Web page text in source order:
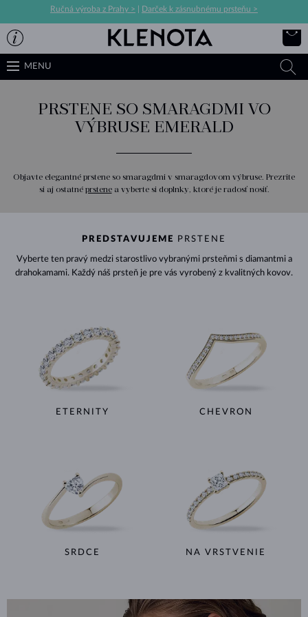
Ručná výroba z Prahy > Darček k zásnubnému prsteňu >
MENU
PRSTENE SO SMARAGDMI VO
VÝBRUSE EMERALD
Objavte elegantné prstene so smaragdmi v smaragdovom výbruse. Prezrite
si aj ostatné prstenea vyberte si doplnky, ktoré je radosť nosiť.
PREDSTAVUJEME PRSTENE
Vyberte ten pravý medzi starostlivo vybranými prsteňmi s diamantmi a
drahokamami. Každý náš prsteň je pre vás vyrobený z kvalitných kovov.
ETERNITY CHEVRON
SRDCE NA VRSTVENIE